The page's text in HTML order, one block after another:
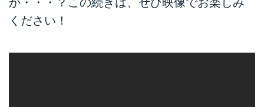
ください！